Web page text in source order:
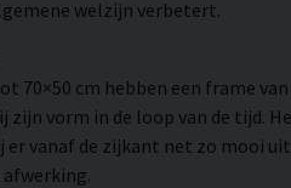
welzijn verbetert.
cm hebben een frame
zijn vorm in de loop van de tijd.
vanaf de zijkant net zo mooi